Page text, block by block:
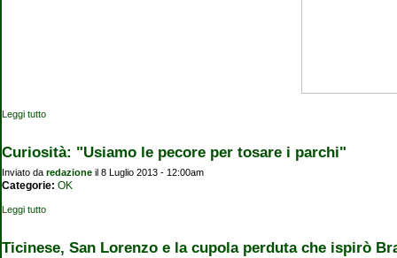
Leggi tutto
Curiosità: "Usiamo le pecore per tosare i parchi"
Inviato da redazione il 8 Luglio 2013 - 12:00am
Categorie: OK
Leggi tutto
Ticinese, San Lorenzo e la cupola perduta che ispirò